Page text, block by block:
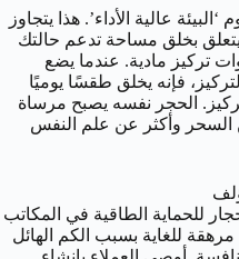
عالية الأداء’. هذا يتجاوز
يتعلق بخلق مساحة تدعم حالتك
تركيز مادية. عندما يضع
فإنه يخلق طقسًا يوميًا
الحجر نفسه يصبح مرساة
السحر وأكثر عن علم النفس
للحماية الطاقية في المكاتب
للغاية بسبب الكم الهائل